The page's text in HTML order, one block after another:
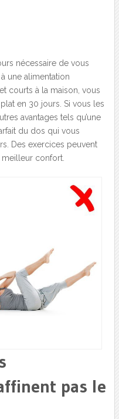
nécessaire de vous
une alimentation
courts à la maison, vous
en 30 jours. Si vous les
avantages tels qu’une
du dos qui vous
Des exercices peuvent
confort.
pas le